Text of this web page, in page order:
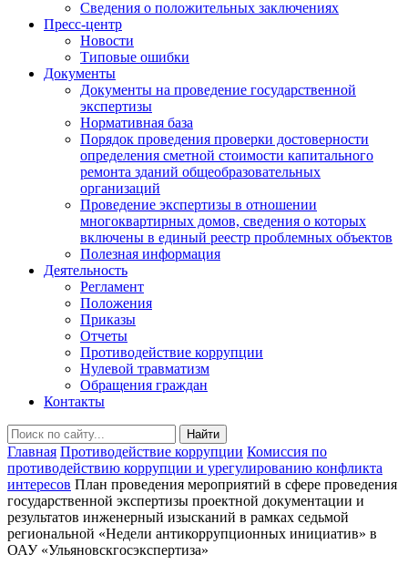
Сведения о положительных заключениях
Пресс-центр
Новости
Типовые ошибки
Документы
Документы на проведение государственной
экспертизы
Нормативная база
Порядок проведения проверки достоверности
определения сметной стоимости капитального
ремонта зданий общеобразовательных
организаций
Проведение экспертизы в отношении
многоквартирных домов, сведения о которых
включены в единый реестр проблемных объектов
Полезная информация
Деятельность
Регламент
Положения
Приказы
Отчеты
Противодействие коррупции
Нулевой травматизм
Обращения граждан
Контакты
Найти
Главная Противодействие коррупции Комиссия по
противодействию коррупции и урегулированию конфликта
интересов План проведения мероприятий в сфере проведения
государственной экспертизы проектной документации и
результатов инженерный изысканий в рамках седьмой
региональной «Недели антикоррупционных инициатив» в
ОАУ «Ульяновскгосэкспертиза»